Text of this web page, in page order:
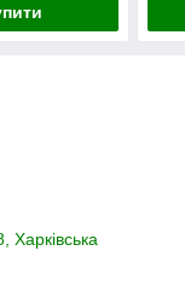
Харківська